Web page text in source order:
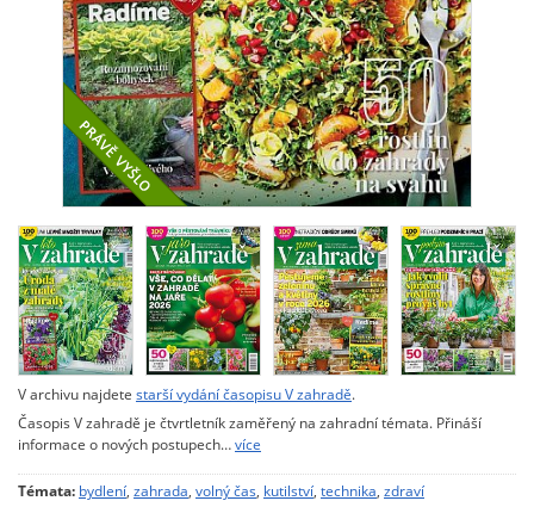
V archivu najdete starší vydání časopisu V zahradě.
Časopis V zahradě je čtvrtletník zaměřený na zahradní témata. Přináší
informace o nových postupech…více
Témata: bydlení, zahrada, volný čas, kutilství, technika, zdraví